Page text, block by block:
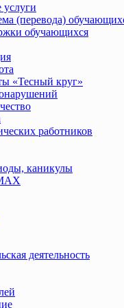
услуги
(перевода)
обучающихся
«Тесный круг»
работников
каникулы
деятельность